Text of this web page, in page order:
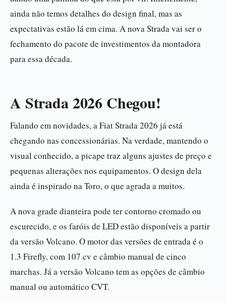
ainda não temos detalhes do design final, mas as
expectativas estão lá em cima. A nova Strada vai ser o
fechamento do pacote de investimentos da montadora
para essa década.
A Strada 2026 Chegou!
Falando em novidades, a Fiat Strada 2026 já está
chegando nas concessionárias. Na verdade, mantendo o
visual conhecido, a picape traz alguns ajustes de preço e
pequenas alterações nos equipamentos. O design dela
ainda é inspirado na Toro, o que agrada a muitos.
A nova grade dianteira pode ter contorno cromado ou
escurecido, e os faróis de LED estão disponíveis a partir
da versão Volcano. O motor das versões de entrada é o
1.3 Firefly, com 107 cv e câmbio manual de cinco
marchas. Já a versão Volcano tem as opções de câmbio
manual ou automático CVT.